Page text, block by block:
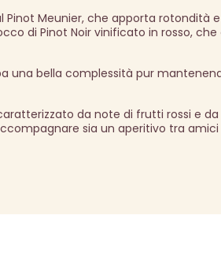
Pinot Meunier, che apporta rotondità
di Pinot Noir vinificato in rosso, che
una bella complessità pur
da note di frutti rossi e
sia un aperitivo tra